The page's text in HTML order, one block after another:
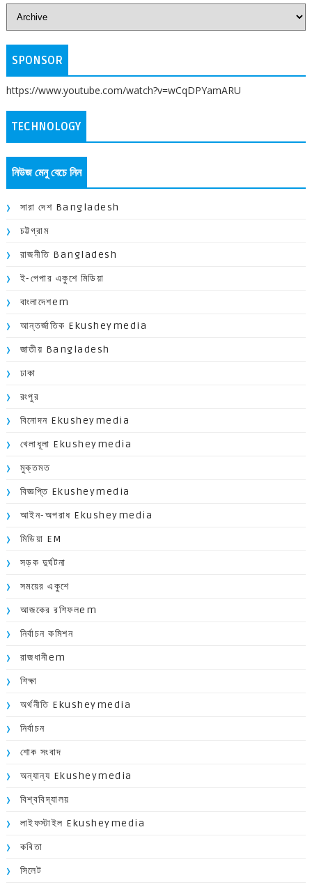
SPONSOR
https://www.youtube.com/watch?v=wCqDPYamARU
TECHNOLOGY
নিউজ মেনু বেচে নিন
সারা দেশ Bangladesh
চট্টগ্রাম
রাজনীতি Bangladesh
ই-পেপার একুশে মিডিয়া
বাংলাদেশem
আন্তর্জাতিক Ekusheymedia
জাতীয় Bangladesh
ঢাকা
রংপুর
বিনোদন Ekusheymedia
খেলাধূলা Ekusheymedia
মুক্তমত
বিজ্ঞপ্তি Ekusheymedia
আইন-অপরাধ Ekusheymedia
মিডিয়া EM
সড়ক দুর্ঘটনা
সময়ের একুশে
আজকের রশিফলem
নির্বাচন কমিশন
রাজধানীem
শিক্ষা
অর্থনীতি Ekusheymedia
নির্বাচন
শোক সংবাদ
অন্যান্য Ekusheymedia
বিশ্ববিদ্যালয়
লাইফস্টাইল Ekusheymedia
কবিতা
সিলেট